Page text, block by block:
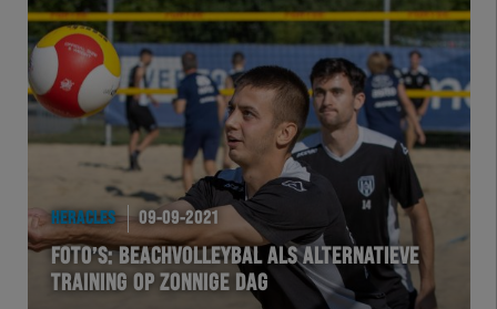
HERACLES 09-09-2021
FOTO’S: BEACHVOLLEYBAL ALS ALTERNATIEVE
TRAINING OP ZONNIGE DAG